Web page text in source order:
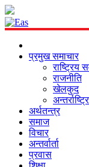
प्रमुख समाचार
राष्ट्रिय
राजनीति
खेलकुद
अर्थतन्त्र
समाज
विचार
अन्तर्वार्ता
प्रवास